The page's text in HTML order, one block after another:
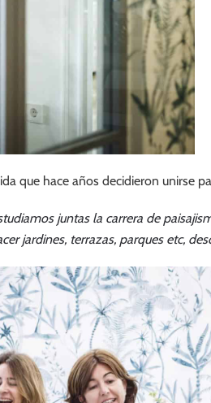
que hace años decidieron unirse
juntas la carrera de
jardines, terrazas, parques etc,